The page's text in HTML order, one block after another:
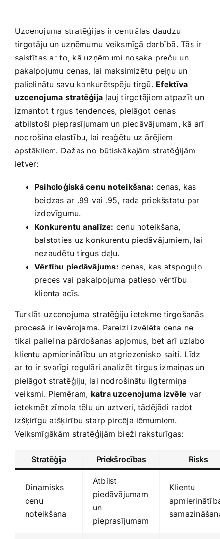
Sports, tūrisms un atpūta
TV un Sadzīves tehnika
Zoo preces
Uzcenojuma‌ stratēģijas ir centrālas⁣ daudzu
‌tirgotāju un uzņēmumu⁤ veiksmīgā darbībā. Tās‍ ir
saistītas ar ⁢to,‌ kā uzņēmumi nosaka preču un‌
pakalpojumu ⁤cenas, lai maksimizētu peļņu un
palielinātu savu konkurētspēju tirgū. Efektīva⁣
uzcenojuma ​stratēģija ļauj tirgotājiem atpazīt un
izmantot tirgus tendences, ​pielāgot cenas⁢
atbilstoši ​pieprasījumam un piedāvājumam, kā arī⁢
nodrošina elastību, lai reaģētu uz ārējiem
apstākļiem. Dažas no būtiskākajām stratēģijām⁤
ietver:
Psiholoģiskā‌ cenu noteikšana: cenas, kas
beidzas‍ ar .99 ‌vai .95, rada priekšstatu par
izdevīgumu.
Konkurentu analīze: cenu noteikšana,
balstoties uz konkurentu⁤ piedāvājumiem, ‍lai
‍nezaudētu tirgus⁢ daļu.
Vērtību piedāvājums: cenas, kas atspoguļo
preces⁢ vai pakalpojuma⁢ patieso vērtību‍
klienta ‍acīs.
Turklāt ⁣uzcenojuma stratēģiju ietekme tirgošanās
procesā ir ievērojama. Pareizi izvēlēta cena ne
tikai⁣ palielina pārdošanas ​apjomus, bet arī uzlabo
klientu ⁤apmierinātību un atgriezenisko saiti. Līdz​
ar to​ ir svarīgi regulāri analizēt tirgus izmaiņas un
pielāgot stratēģiju, lai nodrošinātu ilgtermiņa‍
veiksmi. Piemēram,‌ katra uzcenojuma izvēle var
ietekmēt zīmola tēlu un uztveri, tādējādi radot
izšķirīgu atšķirību starp pircēja ⁢lēmumiem.
‌Veiksmīgākām stratēģijām⁢ bieži raksturīgas:
Stratēģija Priekšrocības Risks
Dinamisks
cenu
noteikšana
Atbilst
piedāvājumam
un
pieprasījumam
Klientu